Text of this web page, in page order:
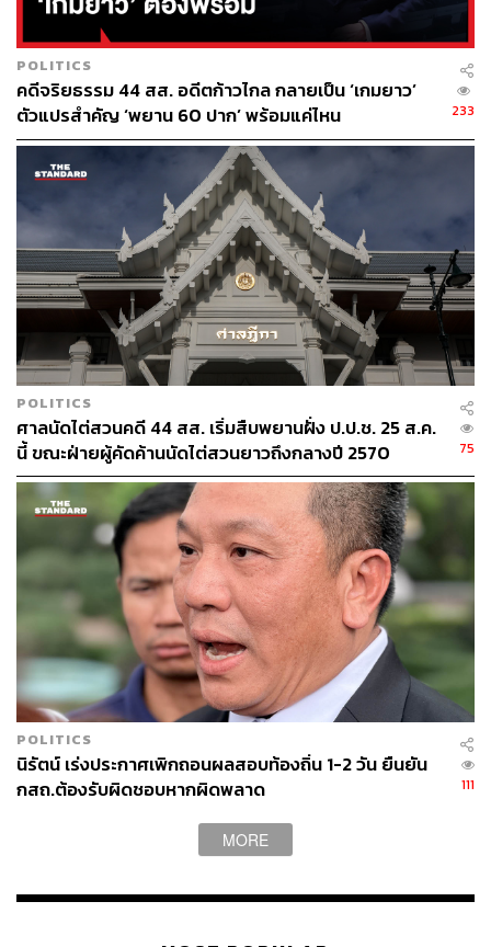
ABOUT THE AUTHOR
ธนกร วงษ์ปัญญา
บรรณาธิการข่าว THE STANDARD
POLITICS
คดีจริยธรรม 44 สส. อดีตก้าวไกล กลายเป็น ‘เกมยาว’
ตัวแปรสำคัญ ‘พยาน 60 ปาก’ พร้อมแค่ไหน
233
POLITICS
ศาลนัดไต่สวนคดี 44 สส. เริ่มสืบพยานฝั่ง ป.ป.ช. 25 ส.ค.
นี้ ขณะฝ่ายผู้คัดค้านนัดไต่สวนยาวถึงกลางปี 2570
75
POLITICS
นิรัตน์ เร่งประกาศเพิกถอนผลสอบท้องถิ่น 1-2 วัน ยืนยัน
กสถ.ต้องรับผิดชอบหากผิดพลาด
111
MORE